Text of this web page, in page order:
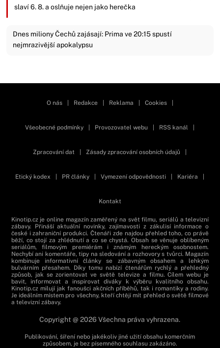
slaví 6. 8. a oslňuje nejen jako herečka
Dnes miliony Čechů zajásají: Prima ve 20:15 spustí
nejmrazivější apokalypsu
O nás Redakce Reklama Cookies
Všeobecné podmínky Provozovatel webu RSS kanál
Zpracování dat Zásady zpracování osobních údajů
Etický kodex PR články Vymezení odpovědnosti Kariéra
Kontakt
Kinotip.cz je online magazín zaměřený na svět filmu, seriálů a televizní
zábavy. Přináší aktuální novinky, zajímavosti z zákulisí informace o
české i zahraniční produkci. Čtenáři zde najdou přehled toho, co právě
běží, co stojí za zhlédnutí a co se chystá. Obsah se věnuje oblíbeným
seriálům, filmovým premiérám i známým hereckým osobnostem.
Nechybí ani komentáře, tipy na sledování a rozhovory s tvůrci. Magazín
kombinuje informativní články se zábavným obsahem a lehkým
bulvárním přesahem. Díky tomu nabízí čtenářům rychlý a přehledný
způsob, jak se zorientovat ve světě televize a filmu. Cílem webu je
bavit, informovat a inspirovat diváky k výběru kvalitního obsahu.
Kinotip.cz milují jak fanoušci akčních příběhů, tak i romantiky a rodiny.
Je ideálním místem pro všechny, kteří chtějí mít přehled o světě filmové
a televizní zábavy.
Copyright @ 2026 Všechna práva vyhrazena.
Publikování, šíření nebo jakékoliv jiné užití obsahu komerčním
způsobem, je bez písemného souhlasu zakázáno.